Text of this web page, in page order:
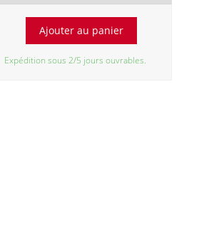
Expédition sous 2/5 jours ouvrables.